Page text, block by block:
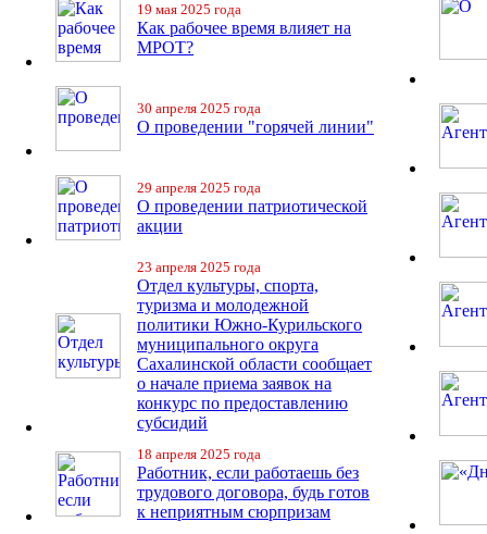
19 мая 2025 года
Как рабочее время влияет на
МРОТ?
30 апреля 2025 года
О проведении "горячей линии"
29 апреля 2025 года
О проведении патриотической
акции
23 апреля 2025 года
Отдел культуры, спорта,
туризма и молодежной
политики Южно-Курильского
муниципального округа
Сахалинской области сообщает
о начале приема заявок на
конкурс по предоставлению
субсидий
18 апреля 2025 года
Работник, если работаешь без
трудового договора, будь готов
к неприятным сюрпризам